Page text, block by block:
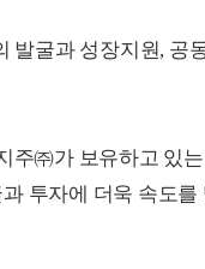
발굴과 성장지원, 공
주㈜가 보유하고 있
투자에 더욱 속도